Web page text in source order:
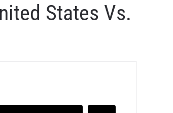
States Vs.